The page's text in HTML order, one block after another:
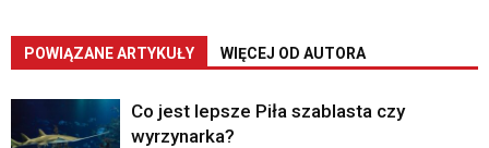
POWIĄZANE ARTYKUŁY WIĘCEJ OD AUTORA
Co jest lepsze Piła szablasta czy
wyrzynarka?